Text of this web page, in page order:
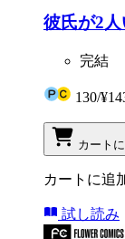
彼氏が2
完結
130/
カート
カートに追
試し読み